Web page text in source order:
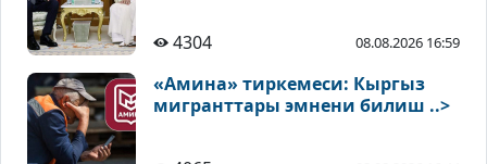
4304 08.08.2026 16:59
«Амина» тиркемеси: Кыргыз
мигранттары эмнени билиш ..>